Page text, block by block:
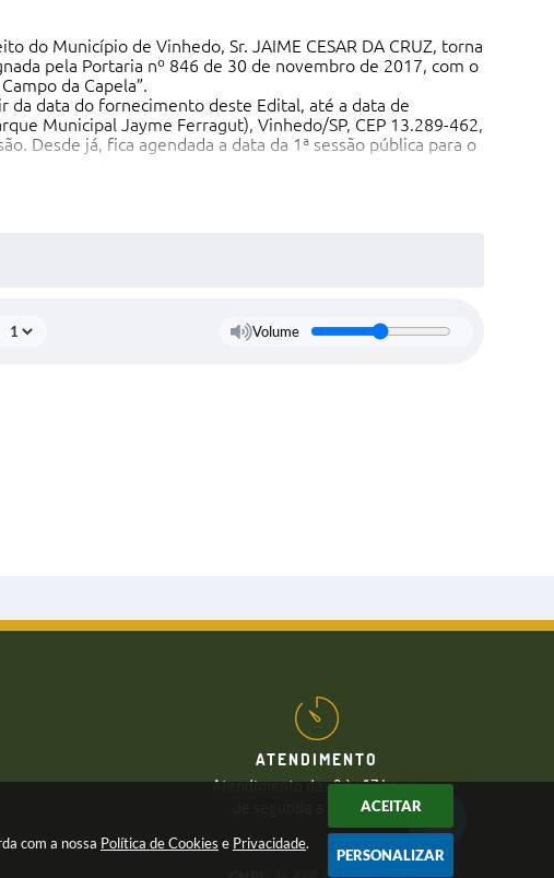
com a nossa Política de Cookies e Privacidade.
ACEITAR
PERSONALIZAR
do Município de Vinhedo, Sr. JAIME CESAR DA CRUZ, torna
pela Portaria nº 846 de 30 de novembro de 2017, com o
da Capela”.
da data do fornecimento deste Edital, até a data de
Municipal Jayme Ferragut), Vinhedo/SP, CEP 13.289-462,
Desde já, fica agendada a data da 1ª sessão pública para o
gratuitamente aos interessados a partir de
Municipal Jayme Ferragut), Vinhedo/SP, CEP 13.289-462,
jurídicas interessadas em explorar o espaço público
Volume
ATENDIMENTO
Atendimento das 8 às 17 horas,
de segunda a sexta-feira